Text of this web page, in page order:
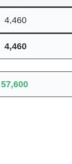
4,460
4,460
57,600